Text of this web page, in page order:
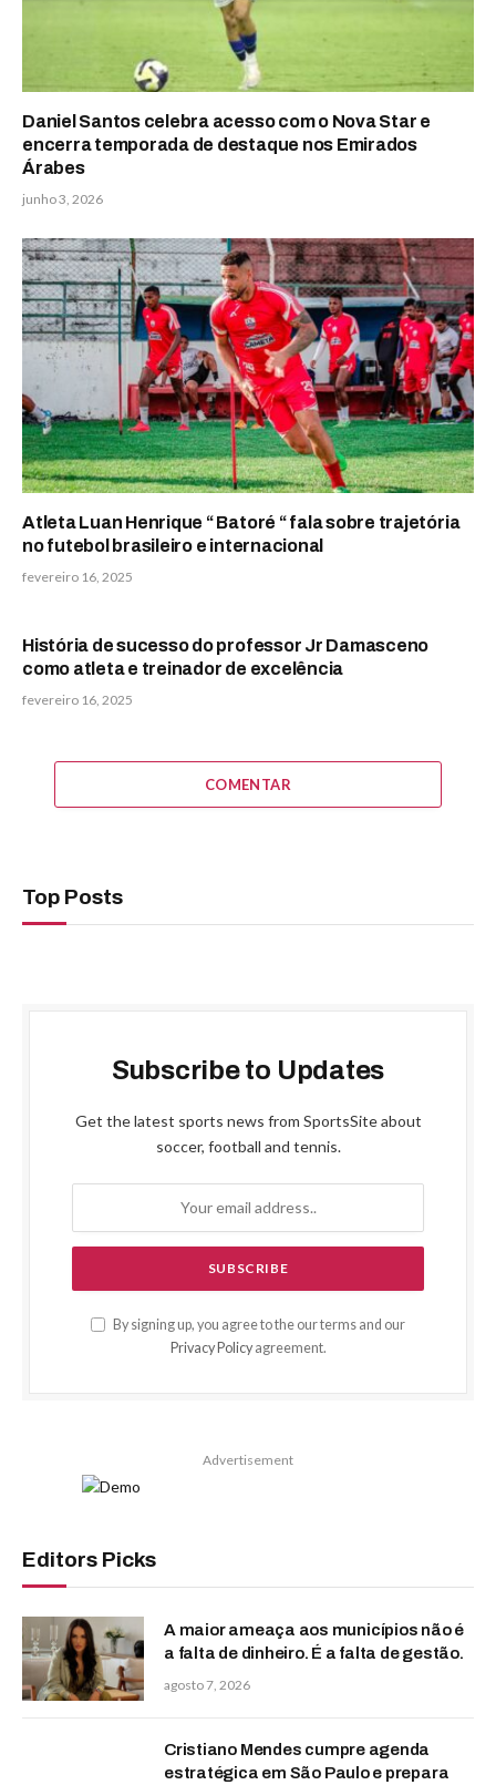
Daniel Santos celebra acesso com o Nova Star e
encerra temporada de destaque nos Emirados
Árabes
junho 3, 2026
Atleta Luan Henrique “ Batoré “ fala sobre trajetória
no futebol brasileiro e internacional
fevereiro 16, 2025
História de sucesso do professor Jr Damasceno
como atleta e treinador de excelência
fevereiro 16, 2025
COMENTAR
Top Posts
Subscribe to Updates
Get the latest sports news from SportsSite about
soccer, football and tennis.
By signing up, you agree to the our terms and our
Privacy Policyagreement.
Advertisement
Editors Picks
A maior ameaça aos municípios não é
a falta de dinheiro. É a falta de gestão.
agosto 7, 2026
Cristiano Mendes cumpre agenda
estratégica em São Paulo e prepara